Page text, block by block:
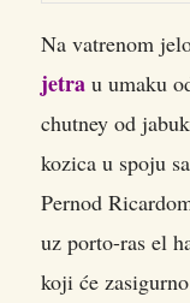
Na vatrenom
jetra u umaku
chutney od
kozica u spoju
Pernod
uz porto-ras el
koji će